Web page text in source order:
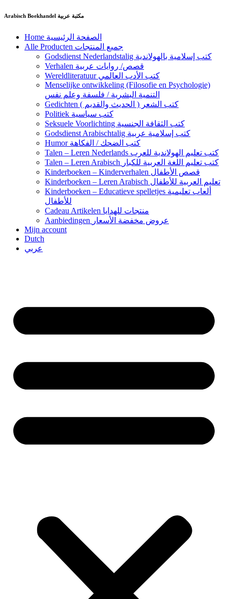
Ga
inhoud
Arabisch Boekhandel مكتبة عربية
Home الصفحة الرئيسية
Alle Producten جميع المنتجات
Godsdienst Nederlandstalig كتب إسلامية بالهولاندية
Verhalen قصص/ روايات عربية
Wereldliteratuur كتب الأدب العالمي
Menselijke ontwikkeling (Filosofie en Psychologie)
التنمية البشرية / فلسفة وعلم نفس
Gedichten كتب الشعر ( الحديث والقديم )
Politiek كتب سياسية
Seksuele Voorlichting كتب الثقافة الجنسية
Godsdienst Arabischtalig كتب إسلامية عربية
Humor كتب الضحك / الفكاهة
Talen – Leren Nederlands كتب تعليم الهولاندية للعرب
Talen – Leren Arabisch كتب تعليم اللغة العربية للكبار
Kinderboeken – Kinderverhalen قصص الأطفال
Kinderboeken – Leren Arabisch تعليم العربية للأطفال
Kinderboeken – Educatieve spelletjes ألعاب تعليمية
للأطفال
Cadeau Artikelen منتجات للهدايا
Aanbiedingen عروض مخفضة الأسعار
Mijn account
Dutch
عربي